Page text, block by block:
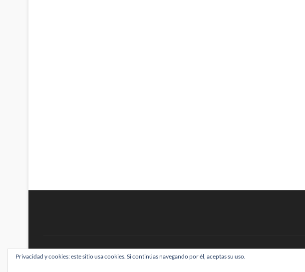
BRAINSTOMPING| Diseñado por:Theme Freesia|WordPress| © Todos los derechos reservados
Privacidad y cookies: este sitio usa cookies. Si continúas navegando por él, aceptas su uso.